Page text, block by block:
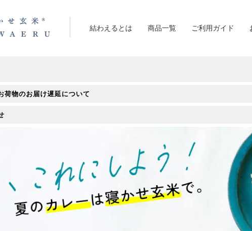
結わえるとは 商品一覧 ご利用ガイド
荷物のお届け遅延について